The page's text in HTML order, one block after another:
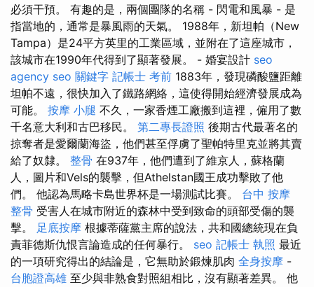
必須干預。 有趣的是，兩個團隊的名稱 - 閃電和風暴 - 是
指當地的，通常是暴風雨的天氣。 1988年，新坦帕（New
Tampa）是24平方英里的工業區域，並附在了這座城市，
該城市在1990年代得到了顯著發展。 - 婚宴設計 seo
agency seo 關鍵字 記帳士 考前 1883年，發現磷酸鹽距離
坦帕不遠，很快加入了鐵路網絡，這使得開始經濟發展成為
可能。 按摩 小腿 不久，一家香煙工廠搬到這裡，僱用了數
千名意大利和古巴移民。 第二專長證照 後期古代最著名的
掠奪者是愛爾蘭海盜，他們甚至俘虜了聖帕特里克並將其賣
給了奴隸。 整骨 在937年，他們遭到了維京人，蘇格蘭
人，圖片和Vels的襲擊，但Athelstan國王成功擊敗了他
們。 他認為馬略卡島世界杯是一場測試比賽。 台中 按摩
整骨 受害人在城市附近的森林中受到致命的頭部受傷的襲
擊。 足底按摩 根據蒂薩黨主席的說法，共和國總統現在負
責菲德斯仇恨言論造成的任何暴行。 seo 記帳士 執照 最近
的一項研究得出的結論是，它無助於鍛煉肌肉 全身按摩 -
台胞證高雄 至少與非熟食對照組相比，沒有顯著差異。 他